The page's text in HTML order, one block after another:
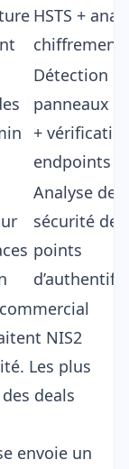
HSTS +
Détection
panneaux
+
endpoints
Analyse de
sécurité des
points
NIS2
Les plus
deals
envoie un